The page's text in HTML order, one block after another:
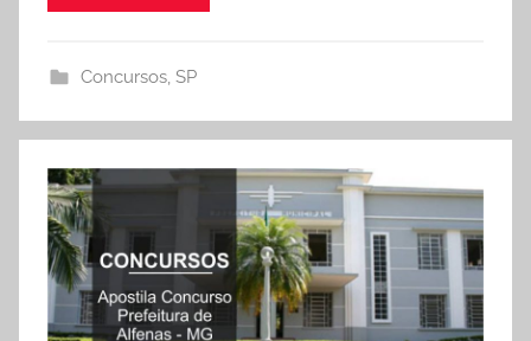
Concursos, SP